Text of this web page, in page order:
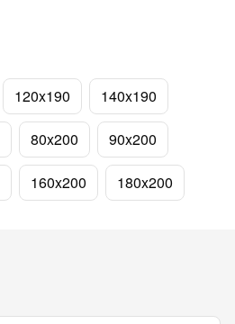
120x190 140x190
80x200 90x200
160x200 180x200